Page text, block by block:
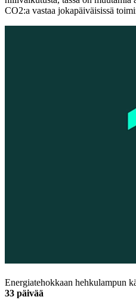
CO2:a vastaa jokapäiväisissä
Energiatehokkaan hehkulampun
33 päivää